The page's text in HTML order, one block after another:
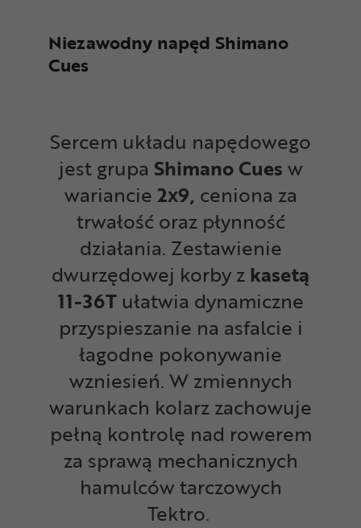
Niezawodny napęd Shimano
Cues
Sercem układu napędowego
jest grupa Shimano Cues w
wariancie 2x9, ceniona za
trwałość oraz płynność
działania. Zestawienie
dwurzędowej korby z kasetą
11-36T ułatwia dynamiczne
przyspieszanie na asfalcie i
łagodne pokonywanie
wzniesień. W zmiennych
warunkach kolarz zachowuje
pełną kontrolę nad rowerem
za sprawą mechanicznych
hamulców tarczowych
Tektro.